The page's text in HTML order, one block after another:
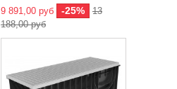
9 891,00 руб -25%
13
188,00 руб